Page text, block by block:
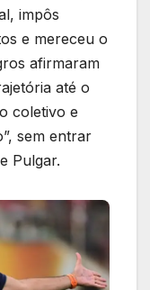
impôs
e mereceu o
afirmaram
até o
coletivo e
sem entrar
Pulgar.